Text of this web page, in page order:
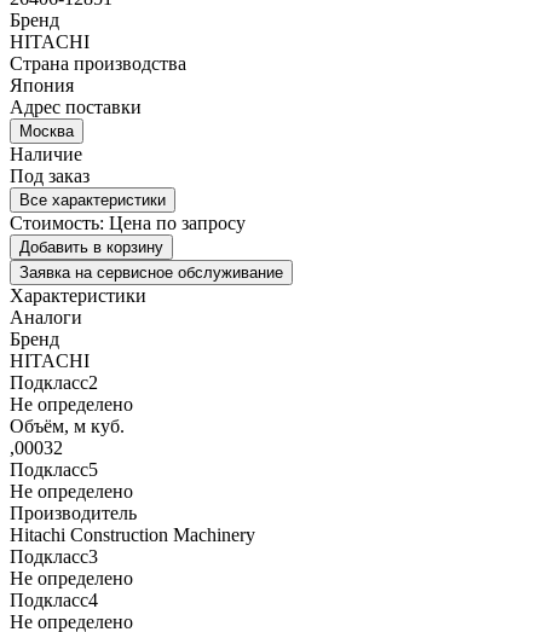
Бренд
HITACHI
Страна производства
Япония
Адрес поставки
Москва
Наличие
Под заказ
Все характеристики
Стоимость: Цена по запросу
Добавить в корзину
Заявка на сервисное обслуживание
Характеристики
Аналоги
Бренд
HITACHI
Подкласс2
Не определено
Объём, м куб.
,00032
Подкласс5
Не определено
Производитель
Hitachi Construction Machinery
Подкласс3
Не определено
Подкласс4
Не определено